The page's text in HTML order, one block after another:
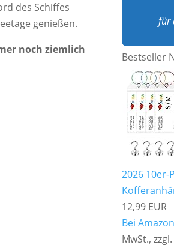
des Schiffes
genießen.
noch ziemlich
für
Bestseller
2026 10er-
12,99 EUR
Bei
MwSt.,